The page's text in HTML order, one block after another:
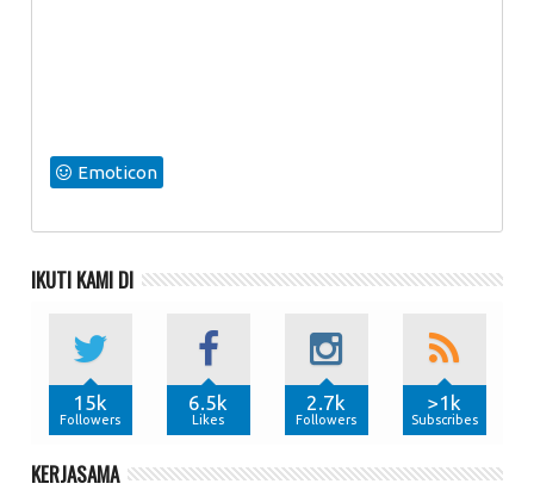
Emoticon
IKUTI KAMI DI
15k
Followers
6.5k
Likes
2.7k
Followers
>1k
Subscribes
KERJASAMA